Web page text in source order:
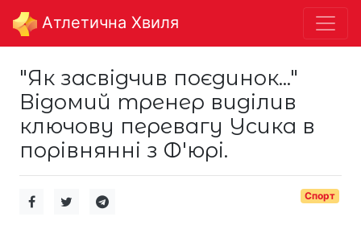
Aтлетична Хвиля
"Як засвідчив поєдинок..."
Відомий тренер виділив
ключову перевагу Усика в
порівнянні з Ф'юрі.
Спорт